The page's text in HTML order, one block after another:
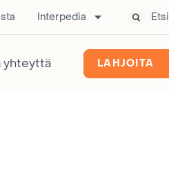
Interpedia Etsi
yhteyttä LAHJOITA